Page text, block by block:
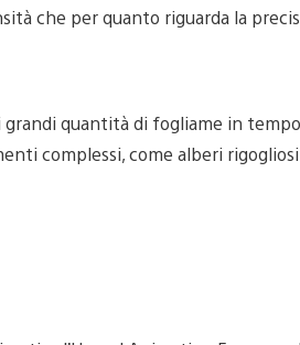
che per quanto riguarda la
quantità di fogliame in
complessi, come alberi